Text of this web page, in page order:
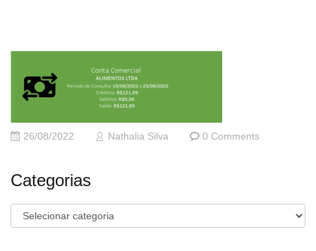
26/08/2022 Nathalia Silva 0 Comments
Categorias
Categorias